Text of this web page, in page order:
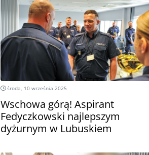
środa, 10 września 2025
Wschowa górą! Aspirant
Fedyczkowski najlepszym
dyżurnym w Lubuskiem